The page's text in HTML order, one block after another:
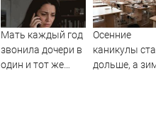
Мать каждый год
звонила дочери в
один и тот же
Осенние
каникулы
дольше, а